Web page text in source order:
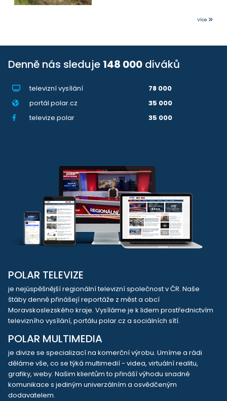
Více
Denně nás sleduje 148 000 diváků
televizní vysílání
78 000
portál polar.cz
35 000
televize.polar
35 000
POLAR TELEVIZE
je nejúspěšnější regionální televizní společnost v ČR. Naše
štáby denně přinášejí reportáže z měst a obcí
Moravskoslezského kraje. Vysíláme je k lidem prostřednictvím
televizního vysílání, portálu polar.cz a sociálních sítí.
POLAR MULTIMEDIA
je divize se specializací na komerční výrobu. Umíme a rádi
děláme vše, co se týká multimedií - videa, virtuální realitu,
grafiky, weby. Našim klientům to přináší výhodu snadné
komunikace s jediným univerzálním a osvědčeným
dodavatelem.